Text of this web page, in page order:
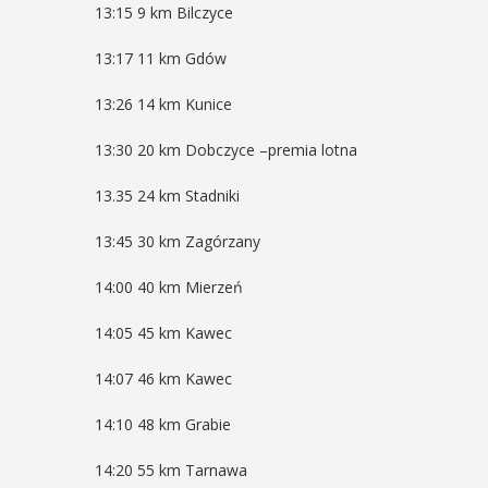
13:15 9 km Bilczyce
13:17 11 km Gdów
13:26 14 km Kunice
13:30 20 km Dobczyce –premia lotna
13.35 24 km Stadniki
13:45 30 km Zagórzany
14:00 40 km Mierzeń
14:05 45 km Kawec
14:07 46 km Kawec
14:10 48 km Grabie
14:20 55 km Tarnawa